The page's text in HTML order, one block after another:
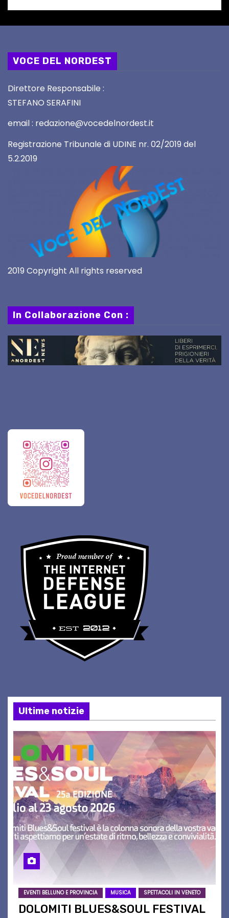
VOCE DEL NORDEST
Direttore Responsabile :
STEFANO SERAFINI
email : redazione@vocedelnordest.it
Registrazione Tribunale di UDINE nr. 02/2019 del
5.2.2019
2019 Copyright All rights reserved
In Collaborazione Con :
Ultime notizie
EVENTI BELLUNO E PROVINCIA MUSICA SPETTACOLI IN VENETO
DOLOMITI BLUES&SOUL FESTIVAL